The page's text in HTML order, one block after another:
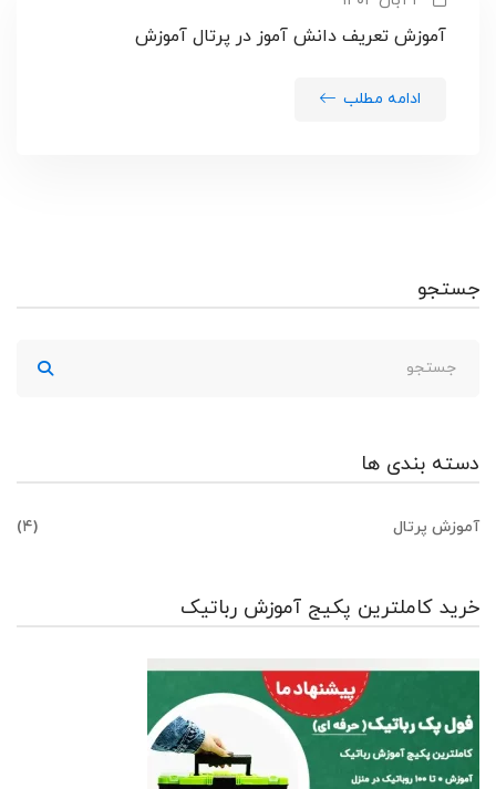
آموزش تعریف دانش آموز در پرتال آموزش
ادامه مطلب
جستجو
برای:
دسته بندی ها
آموزش پرتال (۴)
خرید کاملترین پکیج آموزش رباتیک